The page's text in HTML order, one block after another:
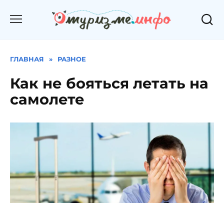
ГЛАВНАЯ » РАЗНОЕ
Как не бояться летать на
самолете